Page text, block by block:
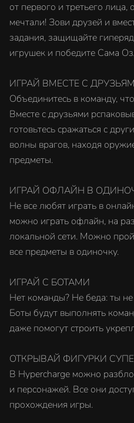
от первого и третьего лица,
мечтали! Зови друзей и
задания, защищайте
игрушек и победите Сама
ИГРАЙ ВМЕСТЕ С
Объединитесь в команду,
Вместе с друзьями
готовьтесь сражаться с
волны врагов, находя
предметы.
ИГРАЙ ОФЛАЙН В
Не все любят играть в
можно играть офлайн, на
локальной сети. Можно
все предметы в одиночку.
ИГРАЙ С БОТАМИ
Нет команды? Не беда: ты
Боты будут выполнять
даже помогут строить
ОТКРЫВАЙ ФИГУРКИ
В Hypercharge можно
и персонажей. Все они
прохождения игры.